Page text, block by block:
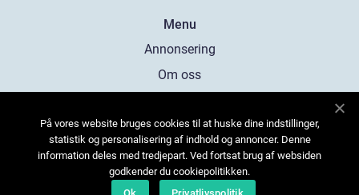
Menu
Annonsering
Om oss
Kontakta oss
Sitemap
På vores website bruges cookies til at huske dine indstillinger,
statistik og personalisering af indhold og annoncer. Denne
information deles med tredjepart. Ved fortsat brug af websiden
godkender du cookiepolitikken.